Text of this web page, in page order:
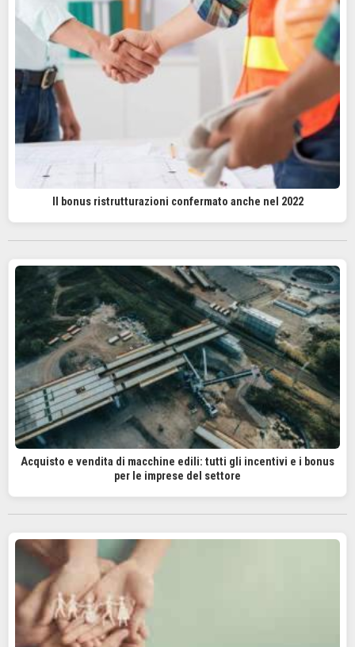
Il bonus ristrutturazioni confermato anche nel 2022
Acquisto e vendita di macchine edili: tutti gli incentivi e i bonus
per le imprese del settore